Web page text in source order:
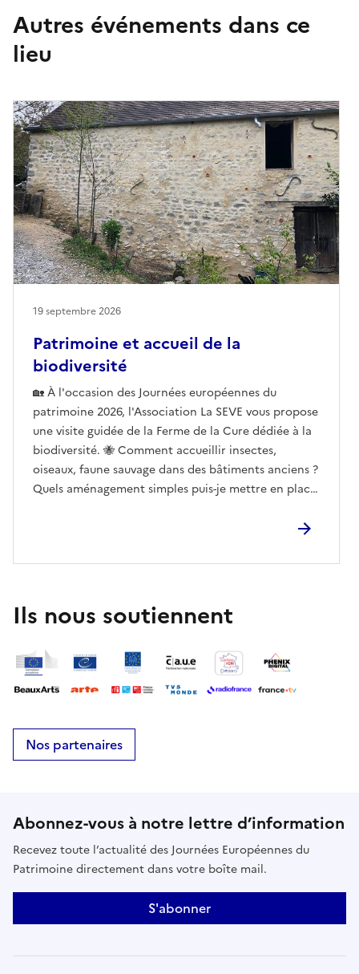
Autres événements dans ce
lieu
Patrimoine et accueil de la
biodiversité
🏡 À l'occasion des Journées européennes du
patrimoine 2026, l'Association La SEVE vous propose
une visite guidée de la Ferme de la Cure dédiée à la
biodiversité. 🐝 Comment accueillir insectes,
oiseaux, faune sauvage dans des bâtiments anciens ?
Quels aménagement simples puis-je mettre en place
sur l'heure du déjeunerRéserver
19 septembre 2026
Ils nous soutiennent
Nos partenaires
Abonnez-vous à notre lettre d’information
Recevez toute l’actualité des Journées Européennes du
Patrimoine directement dans votre boîte mail.
S'abonner